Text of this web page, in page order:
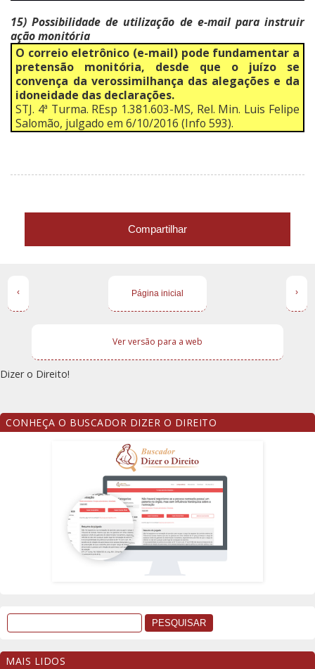
15) Possibilidade de utilização de e-mail para instruir
ação monitória
O correio eletrônico (e-mail) pode fundamentar a
pretensão monitória, desde que o juízo se
convença da verossimilhança das alegações e da
idoneidade das declarações.
STJ. 4ª Turma. REsp 1.381.603-MS, Rel. Min. Luis Felipe
Salomão, julgado em 6/10/2016 (Info 593).
Compartilhar
‹ ›
Página inicial
Ver versão para a web
Dizer o Direito!
CONHEÇA O BUSCADOR DIZER O DIREITO
MAIS LIDOS